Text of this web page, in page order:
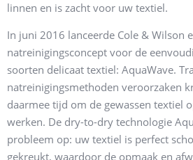
linnen en is zacht voor uw textiel.
In juni 2016 lanceerde Cole & Wilson
natreinigingsconcept voor de
soorten delicaat textiel: AquaWave.
natreinigingsmethoden veroorzaken
daarmee tijd om de gewassen textiel
werken. De dry-to-dry technologie
probleem op: uw textiel is perfect
gekreukt, waardoor de opmaak en